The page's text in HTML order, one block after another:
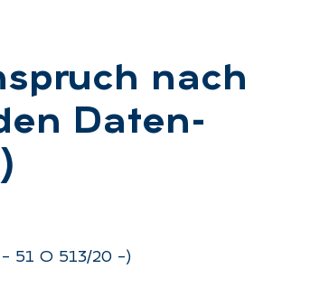
nach
Da­ten­
51 O 513/20 –)